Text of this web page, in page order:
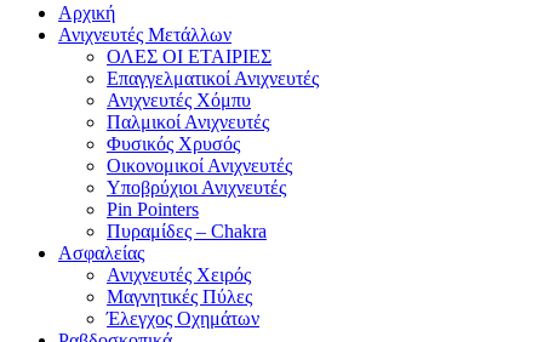
Αρχική
Ανιχνευτές Μετάλλων
ΟΛΕΣ ΟΙ ΕΤΑΙΡΙΕΣ
Επαγγελματικοί Ανιχνευτές
Ανιχνευτές Χόμπυ
Παλμικοί Ανιχνευτές
Φυσικός Χρυσός
Οικονομικοί Ανιχνευτές
Υποβρύχιοι Ανιχνευτές
Pin Pointers
Πυραμίδες – Chakra
Ασφαλείας
Ανιχνευτές Χειρός
Μαγνητικές Πύλες
Έλεγχος Οχημάτων